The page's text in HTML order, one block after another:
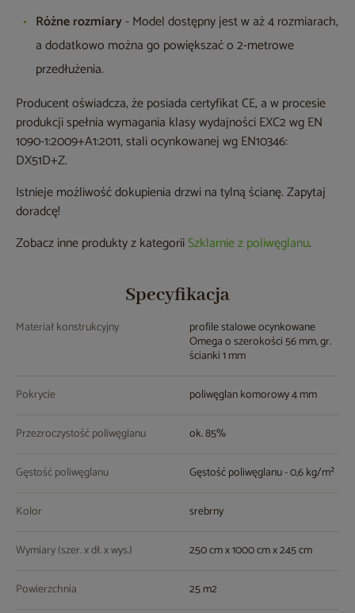
Różne rozmiary- Model dostępny jest w aż 4 rozmiarach,
a dodatkowo można go powiększać o 2-metrowe
przedłużenia.
Producent oświadcza, że posiada certyfikat CE, a w procesie
produkcji spełnia wymagania klasy wydajności EXC2 wg EN
1090-1:2009+A1:2011, stali ocynkowanej wg EN10346:
DX51D+Z.
Istnieje możliwość dokupienia drzwi na tylną ścianę. Zapytaj
doradcę!
Zobacz inne produkty z kategoriiSzklarnie z poliwęglanu.
Specyfikacja
Materiał konstrukcyjny profile stalowe ocynkowane
Omega o szerokości 56 mm, gr.
ścianki 1 mm
Pokrycie poliwęglan komorowy 4 mm
Przezroczystość poliwęglanu ok. 85%
Gęstość poliwęglanu Gęstość poliwęglanu - 0,6 kg/m²
Kolor srebrny
Wymiary (szer. x dł. x wys.) 250 cm x 1000 cm x 245 cm
Powierzchnia 25 m2